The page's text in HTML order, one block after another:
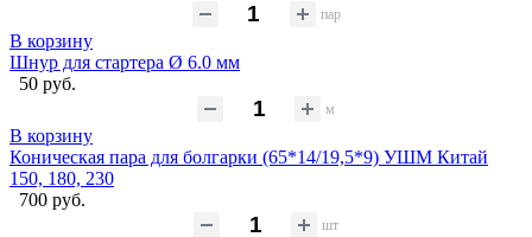
пар
В корзину
Шнур для стартера Ø 6.0 мм
50 руб.
м
В корзину
Коническая пара для болгарки (65*14/19,5*9) УШМ Китай
150, 180, 230
700 руб.
шт